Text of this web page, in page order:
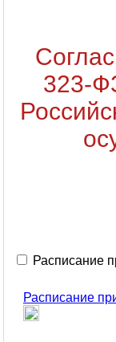
323-
Расписание
Расписание